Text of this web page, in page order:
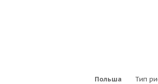
Польша Тип